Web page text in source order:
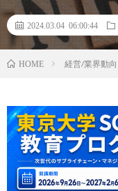
2024.03.04 06:00:44
HOME 経営/業界動向